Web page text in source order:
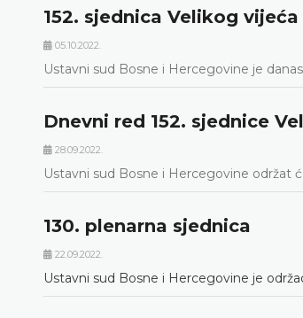
152. sjednica Velikog vijeća
05.10.2022.
Ustavni sud Bosne i Hercegovine je
Dnevni red 152. sjednice
28.09.2022.
Ustavni sud Bosne i Hercegovine održat
130. plenarna sjednica
22.09.2022.
Ustavni sud Bosne i Hercegovine je